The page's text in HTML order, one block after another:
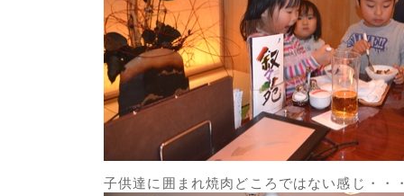
子供達に囲まれ焼肉どころではない感じ・・